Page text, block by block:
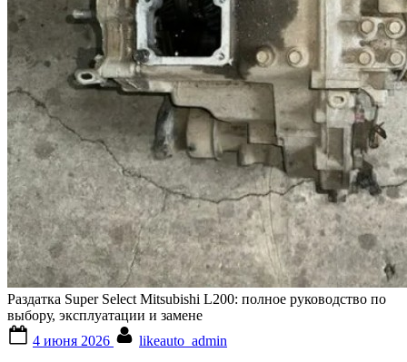
Раздатка Super Select Mitsubishi L200: полное руководство по
выбору, эксплуатации и замене
on
4 июня 2026
likeauto_admin